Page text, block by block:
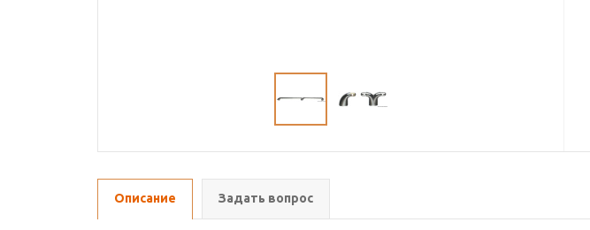
Описание Задать вопрос